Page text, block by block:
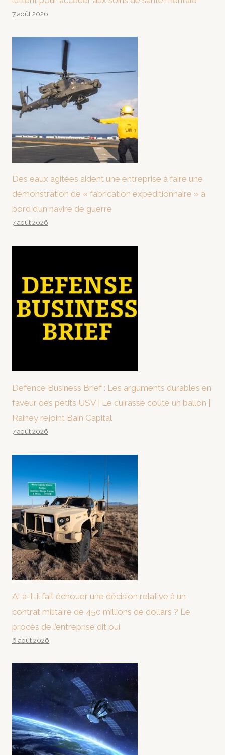
7 août 2026
Des eaux agitées aident une entreprise à faire une
démonstration de « fabrication expéditionnaire » à
bord d’un navire de guerre
7 août 2026
Defence Business Brief : Les arguments durables en
faveur des petits USV | Le cuirassé coûte un ballon |
Rainey rejoint Bain Capital
7 août 2026
AI a-t-il fait échouer une décision relative à un
contrat militaire de 450 millions de dollars ? Le
procès de l’entreprise dit oui
6 août 2026